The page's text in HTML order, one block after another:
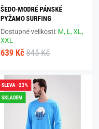
ŠEDO-MODRÉ PÁNSKÉ
PYŽAMO SURFING
Dostupné velikosti: M, L,XL,
XXL
639 Kč 845 Kč
SLEVA -23%
SKLADEM